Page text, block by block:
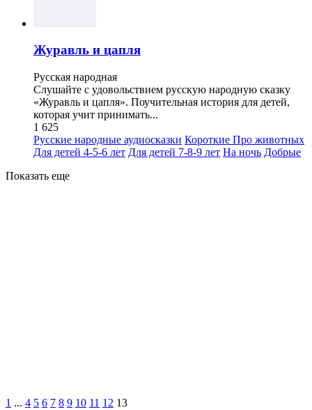
Журавль и цапля
Русская народная
Слушайте с удовольствием русскую народную сказку
«Журавль и цапля». Поучительная история для детей,
которая учит принимать...
1 625
Русские народные аудиосказки Короткие Про животных
Для детей 4-5-6 лет Для детей 7-8-9 лет На ночь Добрые
Показать еще
1 ... 4 5 6 7 8 9 10 11 12 13